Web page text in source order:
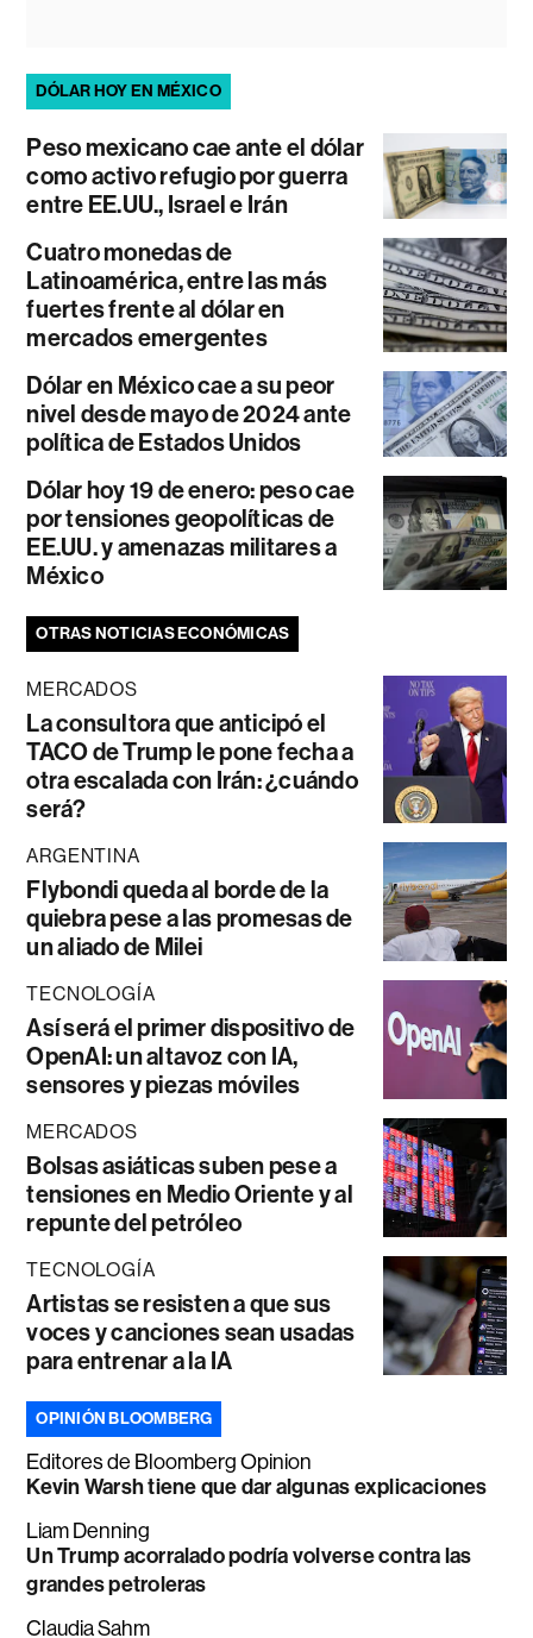
DÓLAR HOY EN MÉXICO
Peso mexicano cae ante el dólar
como activo refugio por guerra
entre EE.UU., Israel e Irán
Cuatro monedas de
Latinoamérica, entre las más
fuertes frente al dólar en
mercados emergentes
Dólar en México cae a su peor
nivel desde mayo de 2024 ante
política de Estados Unidos
Dólar hoy 19 de enero: peso cae
por tensiones geopolíticas de
EE.UU. y amenazas militares a
México
OTRAS NOTICIAS ECONÓMICAS
MERCADOS
La consultora que anticipó el
TACO de Trump le pone fecha a
otra escalada con Irán: ¿cuándo
será?
ARGENTINA
Flybondi queda al borde de la
quiebra pese a las promesas de
un aliado de Milei
TECNOLOGÍA
Así será el primer dispositivo de
OpenAI: un altavoz con IA,
sensores y piezas móviles
MERCADOS
Bolsas asiáticas suben pese a
tensiones en Medio Oriente y al
repunte del petróleo
TECNOLOGÍA
Artistas se resisten a que sus
voces y canciones sean usadas
para entrenar a la IA
OPINIÓN BLOOMBERG
Editores de Bloomberg Opinion
Kevin Warsh tiene que dar algunas explicaciones
Liam Denning
Un Trump acorralado podría volverse contra las
grandes petroleras
Claudia Sahm